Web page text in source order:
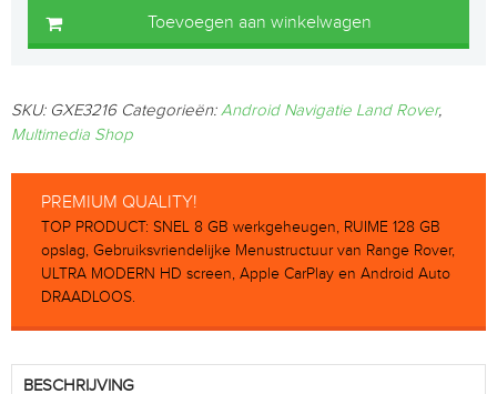
Toevoegen aan winkelwagen
SKU: GXE3216 Categorieën:Android Navigatie Land Rover,
Multimedia Shop
PREMIUM QUALITY!
TOP PRODUCT: SNEL 8 GB werkgeheugen, RUIME 128 GB
opslag, Gebruiksvriendelijke Menustructuur van Range Rover,
ULTRA MODERN HD screen, Apple CarPlay en Android Auto
DRAADLOOS.
BESCHRIJVING